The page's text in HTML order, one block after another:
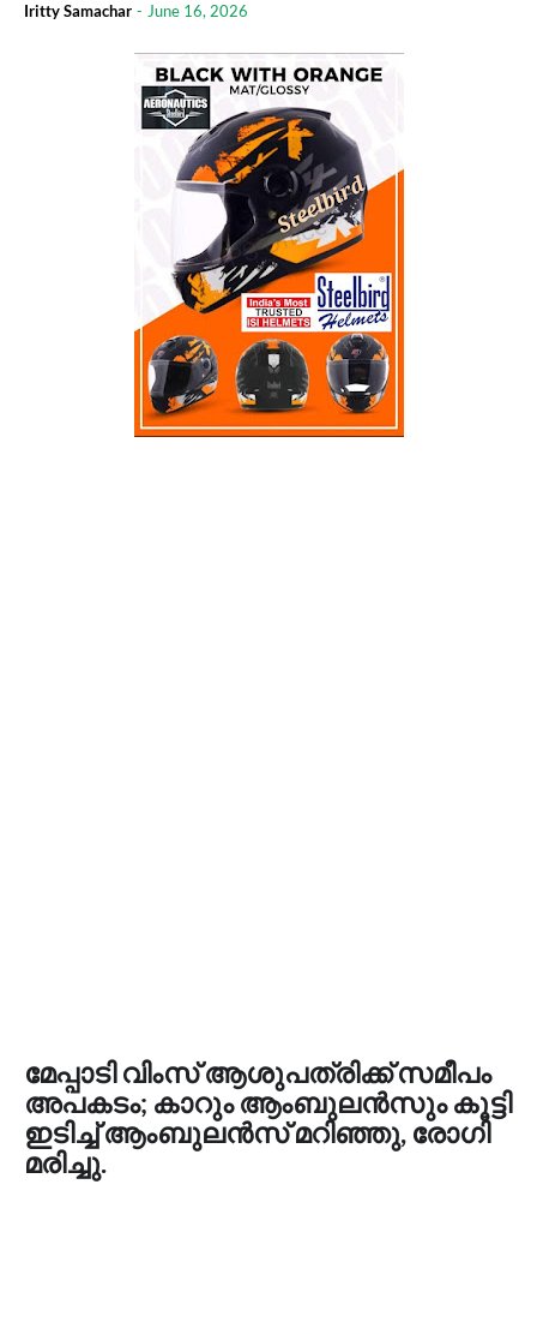
Iritty Samachar - June 16, 2026
മേപ്പാടി വിംസ് ആശുപത്രിക്ക് സമീപം
അപകടം; കാറും ആംബുലൻസും കൂട്ടി
ഇടിച്ച് ആംബുലൻസ് മറിഞ്ഞു, രോഗി
മരിച്ചു.